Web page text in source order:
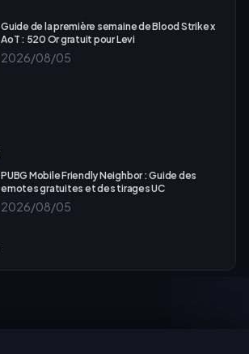
Guide de la première semaine de Blood Strike x
AoT : 520 Or gratuit pour Levi
2026/08/05
PUBG Mobile Friendly Neighbor : Guide des
emotes gratuites et des tirages UC
2026/08/05